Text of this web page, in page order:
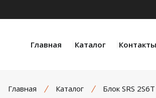
Главная Каталог Контакты
Главная Каталог Блок SRS